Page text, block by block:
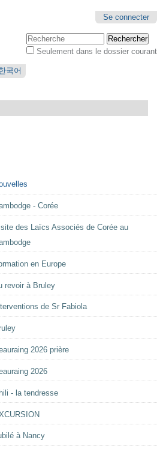
Se connecter
Chercher par
Seulement dans le dossier courant
국어
- Corée
des Laïcs Associés de Corée au
en Europe
revoir à Bruley
de Sr Fabiola
2026 prière
2026
- la tendresse
à Nancy